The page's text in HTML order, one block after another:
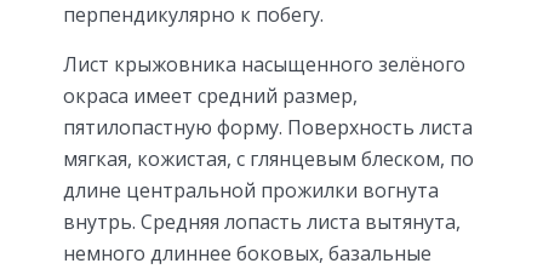
перпендикулярно к побегу.
Лист крыжовника насыщенного зелёного
окраса имеет средний размер,
пятилопастную форму. Поверхность листа
мягкая, кожистая, с глянцевым блеском, по
длине центральной прожилки вогнута
внутрь. Средняя лопасть листа вытянута,
немного длиннее боковых, базальные